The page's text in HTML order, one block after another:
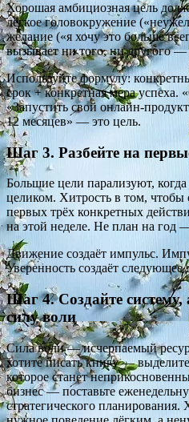
Хорошая амбициозная цель
лёгкое головокружение
желание («я хочу это больше
вызывает ни того, ни другого
Используйте формулу:
срок + конкретная мера
«Запустить свой онлайн-
12 месяцев» — это цель.
Шаг 3. Разбейте на
Большие цели парализуют,
целиком. Хитрость в том, чтобы
первых трёх конкретных
на этой неделе. Не план на год
Движение создаёт импульс.
Уверенность создаёт следующее
Шаг 4. Создайте систему,
силу воли
Сила воли — исчерпаемый
хотите писать книгу —
которое станет
бизнес — поставьте
стратегического планирования.